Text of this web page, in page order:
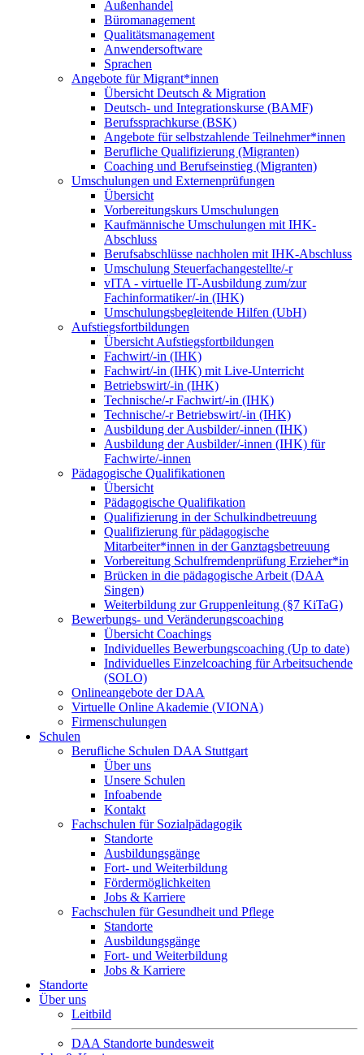
Außenhandel
Büromanagement
Qualitätsmanagement
Anwendersoftware
Sprachen
Angebote für Migrant*innen
Übersicht Deutsch & Migration
Deutsch- und Integrationskurse (BAMF)
Berufssprachkurse (BSK)
Angebote für selbstzahlende Teilnehmer*innen
Berufliche Qualifizierung (Migranten)
Coaching und Berufseinstieg (Migranten)
Umschulungen und Externenprüfungen
Übersicht
Vorbereitungskurs Umschulungen
Kaufmännische Umschulungen mit IHK-
Abschluss
Berufsabschlüsse nachholen mit IHK-Abschluss
Umschulung Steuerfachangestellte/-r
vITA - virtuelle IT-Ausbildung zum/zur
Fachinformatiker/-in (IHK)
Umschulungsbegleitende Hilfen (UbH)
Aufstiegsfortbildungen
Übersicht Aufstiegsfortbildungen
Fachwirt/-in (IHK)
Fachwirt/-in (IHK) mit Live-Unterricht
Betriebswirt/-in (IHK)
Technische/-r Fachwirt/-in (IHK)
Technische/-r Betriebswirt/-in (IHK)
Ausbildung der Ausbilder/-innen (IHK)
Ausbildung der Ausbilder/-innen (IHK) für
Fachwirte/-innen
Pädagogische Qualifikationen
Übersicht
Pädagogische Qualifikation
Qualifizierung in der Schulkindbetreuung
Qualifizierung für pädagogische
Mitarbeiter*innen in der Ganztagsbetreuung
Vorbereitung Schulfremdenprüfung Erzieher*in
Brücken in die pädagogische Arbeit (DAA
Singen)
Weiterbildung zur Gruppenleitung (§7 KiTaG)
Bewerbungs- und Veränderungscoaching
Übersicht Coachings
Individuelles Bewerbungscoaching (Up to date)
Individuelles Einzelcoaching für Arbeitsuchende
(SOLO)
Onlineangebote der DAA
Virtuelle Online Akademie (VIONA)
Firmenschulungen
Schulen
Berufliche Schulen DAA Stuttgart
Über uns
Unsere Schulen
Infoabende
Kontakt
Fachschulen für Sozialpädagogik
Standorte
Ausbildungsgänge
Fort- und Weiterbildung
Fördermöglichkeiten
Jobs & Karriere
Fachschulen für Gesundheit und Pflege
Standorte
Ausbildungsgänge
Fort- und Weiterbildung
Jobs & Karriere
Standorte
Über uns
Leitbild
DAA Standorte bundesweit